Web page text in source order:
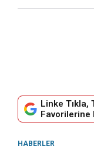
Linke Tıkla,
Favorilerine
HABERLER